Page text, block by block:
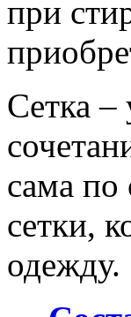
при
Сетка –
сама по
сетки,
одежду.